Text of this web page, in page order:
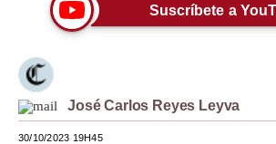
Viajes
Estilos
Mundo
Suscríbete a
José Carlos Reyes Leyva
30/10/2023 19H45